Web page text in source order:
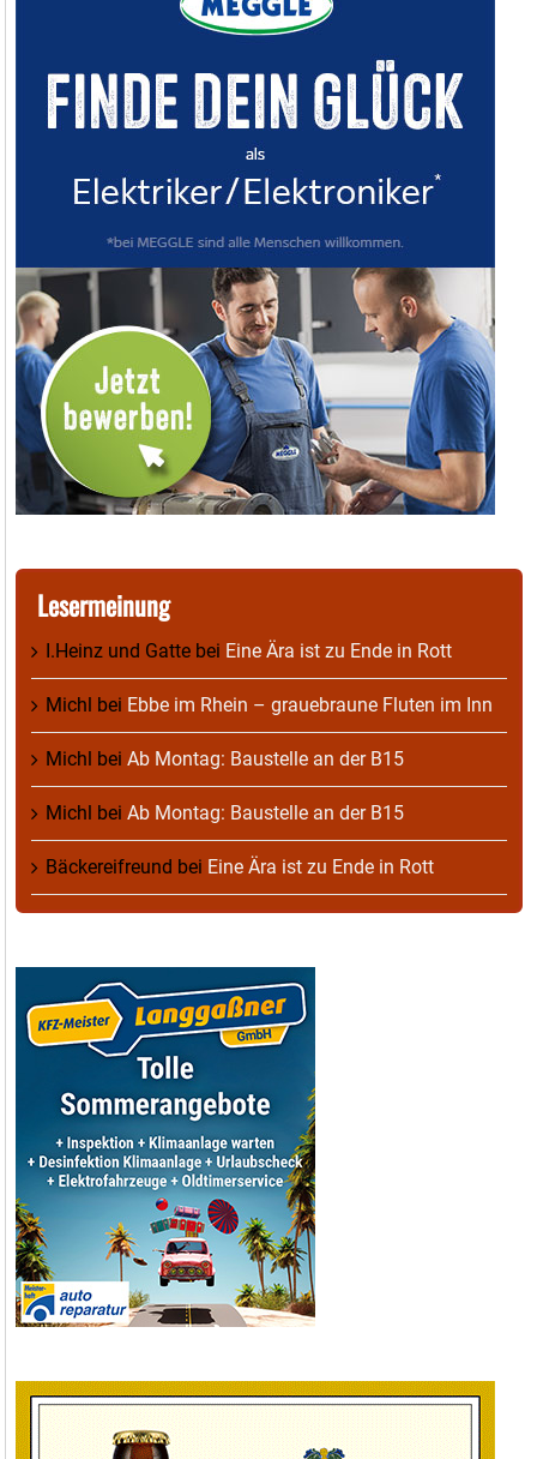
Lesermeinung
I.Heinz und Gatte bei Eine Ära ist zu Ende in Rott
Michl bei Ebbe im Rhein – grauebraune Fluten im Inn
Michl bei Ab Montag: Baustelle an der B15
Michl bei Ab Montag: Baustelle an der B15
Bäckereifreund bei Eine Ära ist zu Ende in Rott